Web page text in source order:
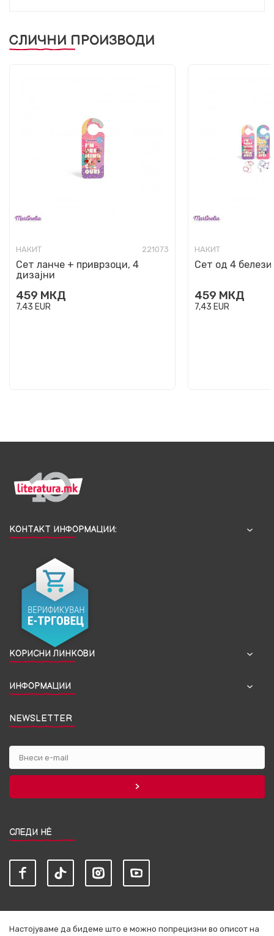
СЛИЧНИ ПРОИЗВОДИ
НАКИТ 221073
Сет ланче + приврзоци, 4
дизајни
459 МКД
7,43 EUR
НАКИТ
Сет од 4
459 МКД
7,43 EUR
КОНТАКТ ИНФОРМАЦИИ:
КОРИСНИ ЛИНКОВИ
ИНФОРМАЦИИ
NEWSLETTER
СЛЕДИ НЀ
Настојуваме да бидеме што е можно попрецизни во описот на